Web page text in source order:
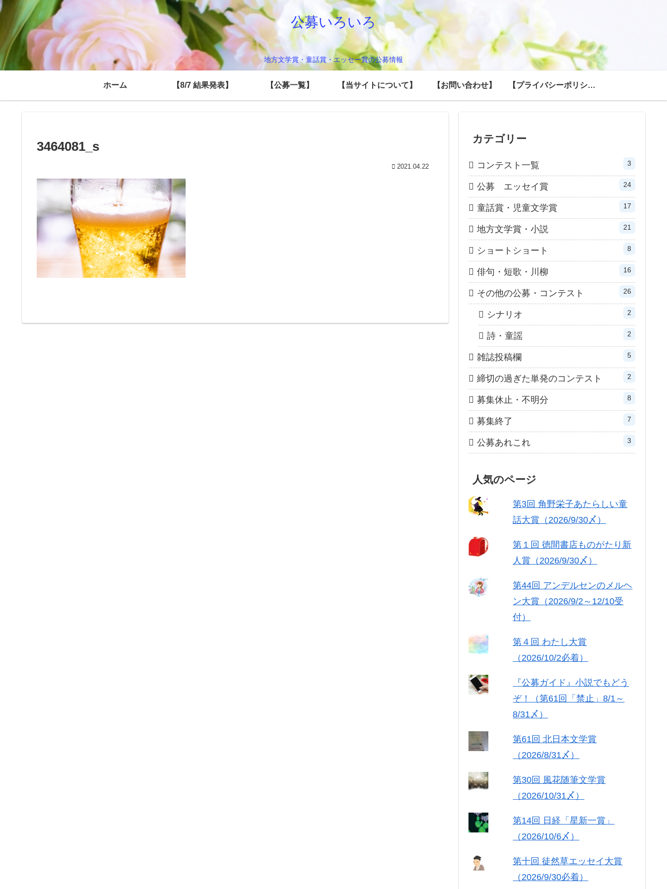
公募いろいろ
地方文学賞・童話賞・エッセー賞の公募情報
ホーム 【8/7 結果発表】 【公募一覧】 【当サイトについて】 【お問い合わせ】 【プライバシーポリシー】
3464081_s
2021.04.22
カテゴリー
コンテスト一覧 3
公募 エッセイ賞 24
童話賞・児童文学賞 17
地方文学賞・小説 21
ショートショート 8
俳句・短歌・川柳 16
その他の公募・コンテスト 26
シナリオ 2
詩・童謡 2
雑誌投稿欄 5
締切の過ぎた単発のコンテスト 2
募集休止・不明分 8
募集終了 7
公募あれこれ 3
人気のページ
第3回 角野栄子あたらしい童
話大賞（2026/9/30〆）
第１回 徳間書店ものがたり新
人賞（2026/9/30〆）
第44回 アンデルセンのメルヘ
ン大賞（2026/9/2～12/10受
付）
第４回 わたし大賞
（2026/10/2必着）
『公募ガイド』小説でもどう
ぞ！（第61回「禁止」8/1～
8/31〆）
第61回 北日本文学賞
（2026/8/31〆）
第30回 風花随筆文学賞
（2026/10/31〆）
第14回 日経「星新一賞」
（2026/10/6〆）
第十回 徒然草エッセイ大賞
（2026/9/30必着）